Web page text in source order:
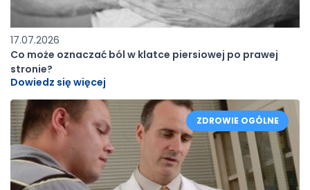
17.07.2026
Co może oznaczać ból w klatce piersiowej po prawej
stronie?
Dowiedz się więcej
ZDROWIE OGÓLNE